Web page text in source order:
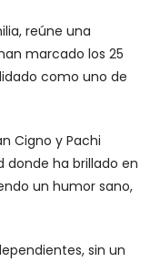
reúne una
marcado los 25
como uno de
Cigno y Pachi
donde ha brillado en
un humor sano,
sin un